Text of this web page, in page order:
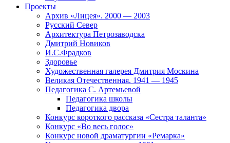
Проекты
Архив «Лицея». 2000 — 2003
Русский Север
Архитектура Петрозаводска
Дмитрий Новиков
И.С.Фрадков
Здоровье
Художественная галерея Дмитрия Москина
Великая Отечественная. 1941 — 1945
Педагогика С. Артемьевой
Педагогика школы
Педагогика двора
Конкурс короткого рассказа «Сестра таланта»
Конкурс «Во весь голос»
Конкурс новой драматургии «Ремарка»